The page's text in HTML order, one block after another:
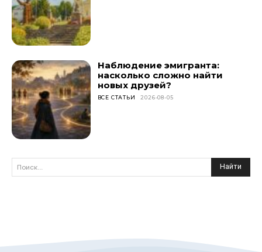
Наблюдение эмигранта:
насколько сложно найти
новых друзей?
ВСЕ СТАТЬИ 2026-08-05
Поиск... Найти